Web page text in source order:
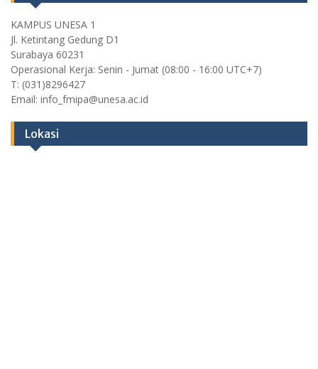
KAMPUS UNESA 1
Jl. Ketintang Gedung D1
Surabaya 60231
Operasional Kerja: Senin - Jumat (08:00 - 16:00 UTC+7)
T: (031)8296427
Email: info_fmipa@unesa.ac.id
Lokasi